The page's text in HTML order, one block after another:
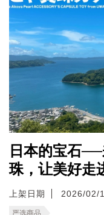
日本的宝石
珠，让美好走
上架日期 2026/02/
严选商品